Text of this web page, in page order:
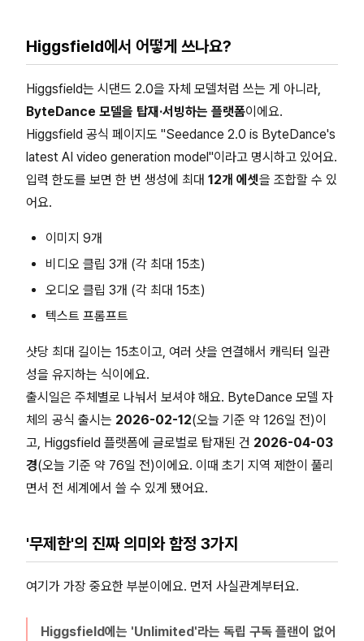
Higgsfield에서 어떻게 쓰나요?
Higgsfield는 시댄드 2.0을 자체 모델처럼 쓰는 게 아니라,
ByteDance 모델을 탑재·서빙하는 플랫폼이에요.
Higgsfield 공식 페이지도 "Seedance 2.0 is ByteDance's
latest AI video generation model"이라고 명시하고 있어요.
입력 한도를 보면 한 번 생성에 최대 12개 에셋을 조합할 수 있
어요.
이미지 9개
비디오 클립 3개 (각 최대 15초)
오디오 클립 3개 (각 최대 15초)
텍스트 프롬프트
샷당 최대 길이는 15초이고, 여러 샷을 연결해서 캐릭터 일관
성을 유지하는 식이에요.
출시일은 주체별로 나눠서 보셔야 해요. ByteDance 모델 자
체의 공식 출시는 2026-02-12(오늘 기준 약 126일 전)이
고, Higgsfield 플랫폼에 글로벌로 탑재된 건 2026-04-03
경(오늘 기준 약 76일 전)이에요. 이때 초기 지역 제한이 풀리
면서 전 세계에서 쓸 수 있게 됐어요.
'무제한'의 진짜 의미와 함정 3가지
여기가 가장 중요한 부분이에요. 먼저 사실관계부터요.
Higgsfield에는 'Unlimited'라는 독립 구독 플랜이 없어